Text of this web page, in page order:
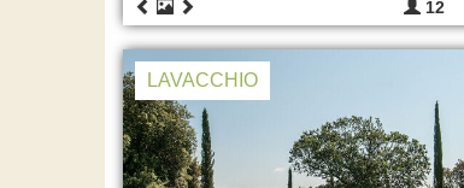
12
LAVACCHIO